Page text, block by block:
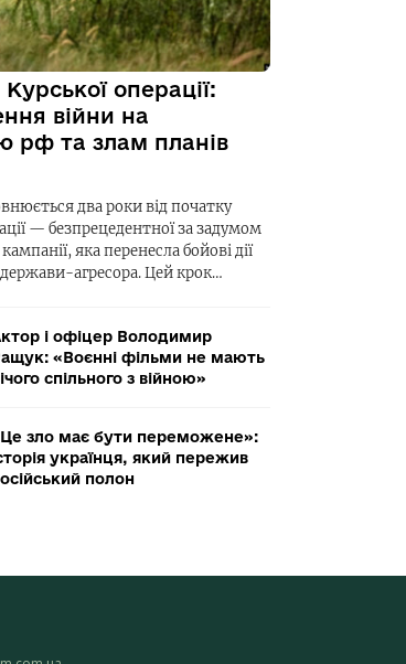
операції:
війни на
рф та злам планів
два роки від початку
— безпрецедентної за задумом
яка перенесла бойові дії
агресора. Цей крок…
і офіцер Володимир
«Воєнні фільми не мають
спільного з війною»
зло має бути переможене»:
українця, який пережив
полон